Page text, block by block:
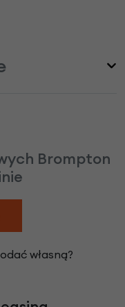
Brompton
własną?